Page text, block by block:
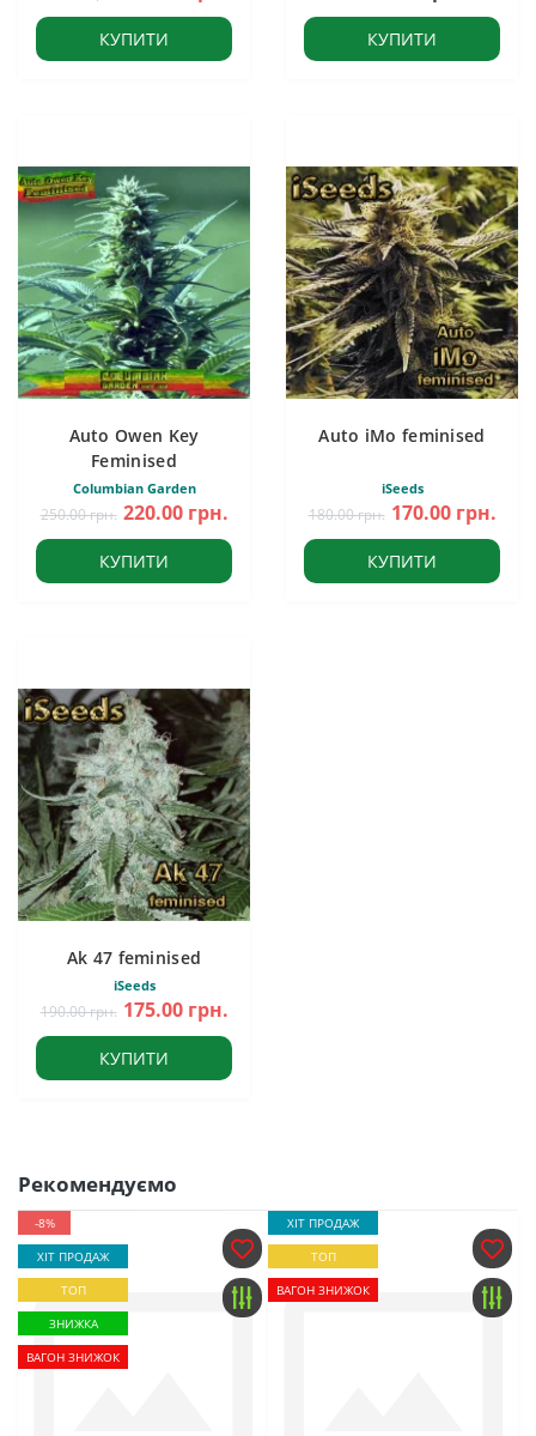
КУПИТИ КУПИТИ
Auto Owen Key
Feminised
Columbian Garden
250.00 грн. 220.00 грн.
КУПИТИ
Auto iMo feminised
iSeeds
180.00 грн. 170.00 грн.
КУПИТИ
Ak 47 feminised
iSeeds
190.00 грн. 175.00 грн.
КУПИТИ
Рекомендуємо
-8%
ХІТ ПРОДАЖ
ТОП
ЗНИЖКА
ВАГОН ЗНИЖОК
ХІТ ПРОДАЖ
ТОП
ВАГОН ЗНИЖОК